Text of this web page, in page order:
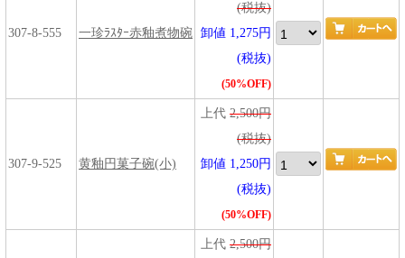
307-8-555 一珍ﾗｽﾀｰ赤釉煮物碗
(税抜)
卸値 1,275円
(税抜)
(50%OFF)
307-9-525 黄釉円菓子碗(小)
上代 2,500円
(税抜)
卸値 1,250円
(税抜)
(50%OFF)
上代 2,500円